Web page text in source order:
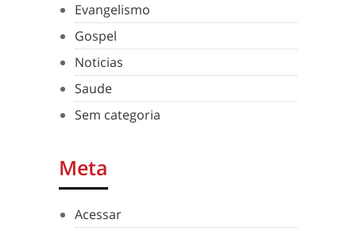
Evangelismo
Gospel
Noticias
Saude
Sem categoria
Meta
Acessar